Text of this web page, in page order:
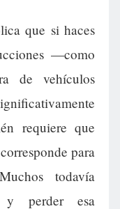
que si haces
—como
de vehículos
requiere que
para
todavía
y perder esa